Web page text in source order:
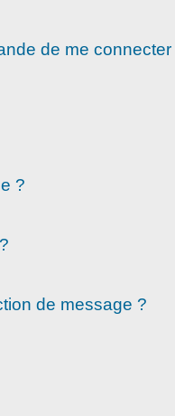
de me connecter
?
de message ?